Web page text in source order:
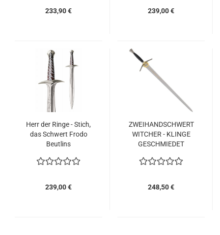
233,90 € 239,00 €
Herr der Ringe - Stich,
das Schwert Frodo
Beutlins
239,00 €
ZWEIHANDSCHWERT
WITCHER - KLINGE
GESCHMIEDET
248,50 €